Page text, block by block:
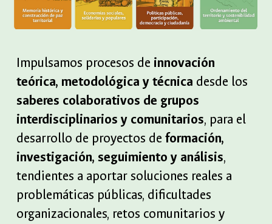
Impulsamos procesos de innovación
teórica, metodológica y técnica desde los
saberes colaborativos de grupos
interdisciplinarios y comunitarios, para el
desarrollo de proyectos deformación,
investigación, seguimiento y análisis,
tendientes a aportar soluciones reales a
problemáticas públicas, dificultades
organizacionales, retos comunitarios y